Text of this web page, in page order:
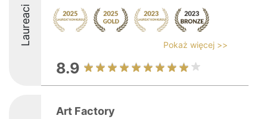
Laureaci Pokaż więcej >>
8.9
Art Factory